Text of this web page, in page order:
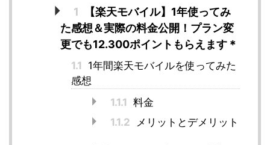
1
【楽天モバイル】1年使ってみ
た感想＆実際の料金公開！プラン変
更でも12.300ポイントもらえます＊
1.1
1年間楽天モバイルを使ってみた
感想
1.1.1 料金
1.1.2
メリットとデメリット